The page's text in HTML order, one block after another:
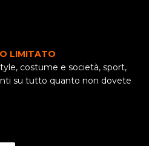
LIMITATO
costume e società, sport,
su tutto quanto non dovete